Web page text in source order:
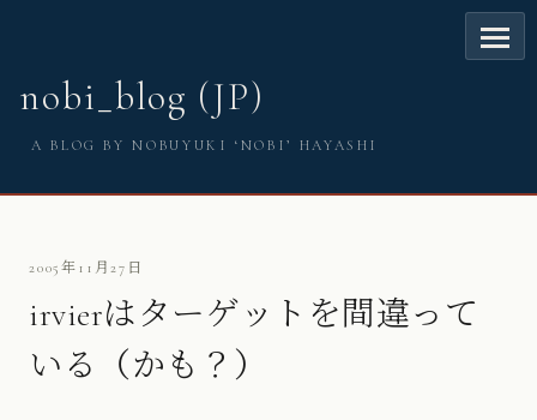
nobi_blog (JP)
A BLOG BY NOBUYUKI ‘NOBI’ HAYASHI
2005年11月27日
irvierはターゲットを間違って
いる（かも？）